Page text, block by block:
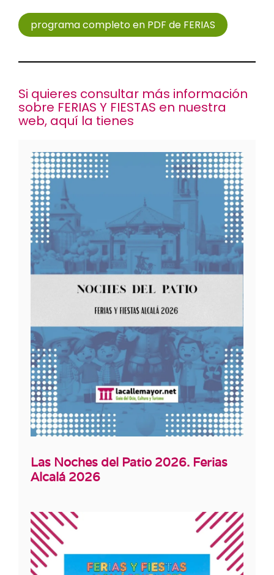
programa completo en PDF de FERIAS
Si quieres consultar más información
sobre FERIAS Y FIESTAS en nuestra
web, aquí la tienes
Las Noches del Patio 2026. Ferias
Alcalá 2026